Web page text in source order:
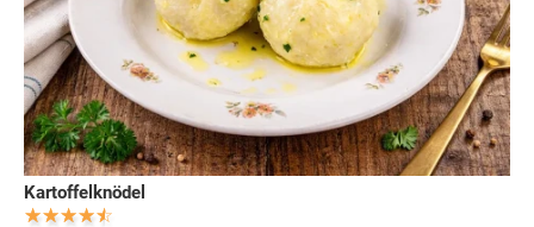
Kartoffelknödel